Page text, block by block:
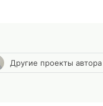
Другие проекты автора